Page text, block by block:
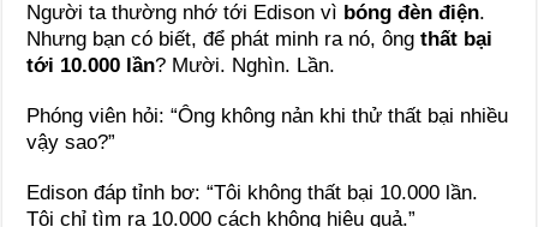
Người ta thường nhớ tới Edison vì bóng đèn điện.
Nhưng bạn có biết, để phát minh ra nó, ôngthất bại
tới 10.000 lần? Mười. Nghìn. Lần.
Phóng viên hỏi: “Ông không nản khi thử thất bại nhiều
vậy sao?”
Edison đáp tỉnh bơ: “Tôi không thất bại 10.000 lần.
Tôi chỉ tìm ra 10.000 cách không hiệu quả.”